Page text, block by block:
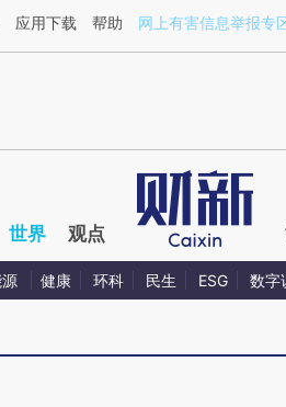
o7pAdBed](https://
应用下载 帮助 网上有害信息举报专
世界 观点
健康 环科 民生 ESG 数字